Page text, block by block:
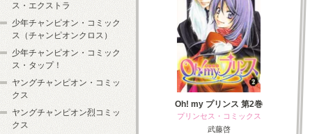
Oh! my プリンス 第2巻
プリンセス・コミックス
武藤啓
ス・エクストラ
少年チャンピオン・コミック
ス（チャンピオンクロス）
少年チャンピオン・コミック
ス・タップ！
ヤングチャンピオン・コミッ
クス
ヤングチャンピオン烈コミッ
クス